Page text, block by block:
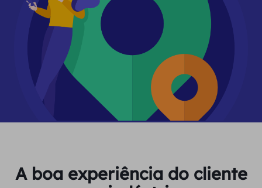
A boa experiência do cliente